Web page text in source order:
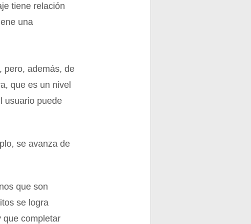
tiene relación
una
pero, además, de
que es un nivel
usuario puede
se avanza de
que son
se logra
que completar